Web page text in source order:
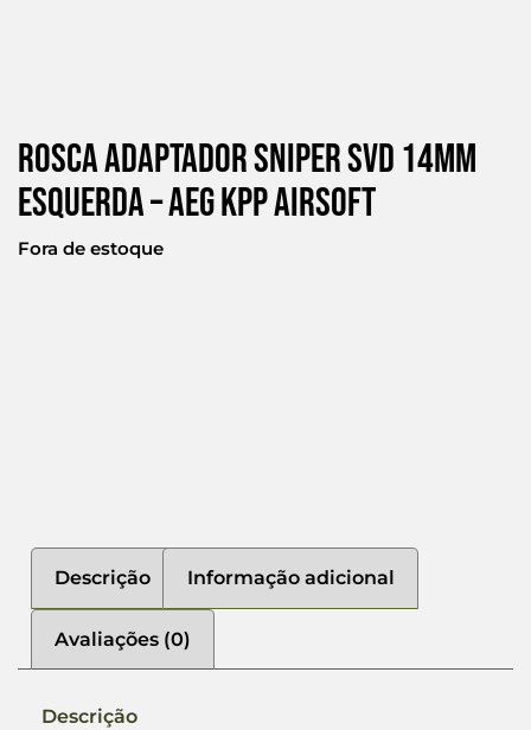
Rosca Adaptador Sniper Svd 14mm
Esquerda – Aeg Kpp Airsoft
Fora de estoque
Descrição Informação adicional
Avaliações (0)
Descrição